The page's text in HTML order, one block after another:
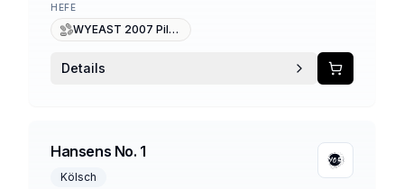
HEFE
WYEAST 2007 Pilsen Lager
Details
Hansens No. 1
Kölsch